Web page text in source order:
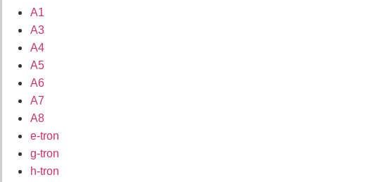
A1
A3
A4
A5
A6
A7
A8
e-tron
g-tron
h-tron